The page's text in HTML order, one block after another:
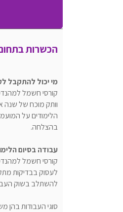
הכשרות
מי יכול להתקבל
קורסי חשמל
וותק מוכח של שנה
הלימודים על
בהצלחה.
עבודה בסיום
קורסי חשמל
לעסוק בבדיקות
להשתלב בשוק
סוגי העבודות בהן